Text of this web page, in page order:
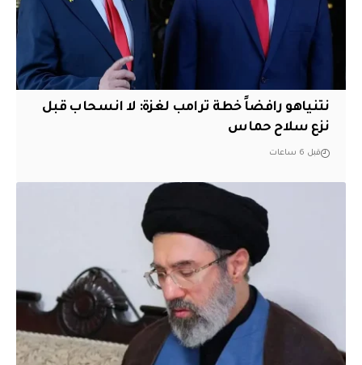
نتنياهو رافضاً خطة ترامب لغزة: لا انسحاب قبل
نزع سلاح حماس
قبل 6 ساعات